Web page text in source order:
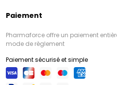
Paiement
Pharmaforce offre un paiement
mode de règlement
Paiement sécurisé et simple